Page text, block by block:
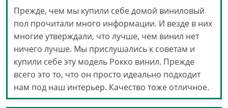
Прежде, чем мы купили себе домой виниловый
пол прочитали много информации. И везде в них
многие утверждали, что лучше, чем винил нет
ничего лучше. Мы прислушались к советам и
купили себе эту модель Рокко винил. Прежде
всего это то, что он просто идеально подходит
нам под наш интерьер. Качество тоже отличное.